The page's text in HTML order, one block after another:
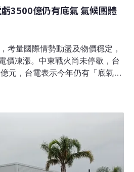
3500億仍有底氣 氣候團體
考量國際情勢動盪及物價穩定，
價凍漲。中東戰火尚未停歇，台
元，台電表示今年仍有「底氣」
大能源危機，政府卻決定凍漲電
3月初發生戰火，美以對伊朗發
姆茲海峽、攻打天然氣設施反
經濟部次長賴建信表示，電價審
為當前重要目標。電價審議會今
價，平均電價維持每度3.78元，民